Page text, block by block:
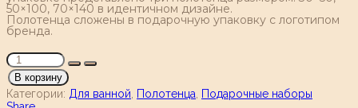
50×100, 70×140 в идентичном дизайне.
Полотенца сложены в подарочную упаковку с логотипом
бренда.
В корзину
Категории: Для ванной Полотенца
Подарочные наборы